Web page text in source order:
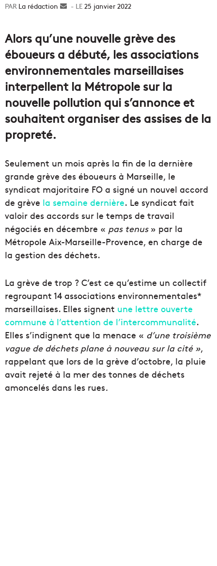
La rédaction
Envoyer25 janvier 2022
Alors qu’une nouvelle grève des
éboueurs a débuté, les associations
environnementales marseillaises
interpellent la Métropole sur la
nouvelle pollution qui s’annonce et
souhaitent organiser des assises de la
propreté.
Seulement un mois après la fin de la dernière
grande grève des éboueurs à Marseille, le
syndicat majoritaire FO a signé un nouvel accord
de grève la semaine dernière. Le syndicat fait
valoir des accords sur le temps de travail
négociés en décembre « pas tenus» par la
Métropole Aix-Marseille-Provence, en charge de
la gestion des déchets.
La grève de trop ? C’est ce qu’estime un collectif
regroupant 14 associations environnementales*
marseillaises. Elles signent une lettre ouverte
commune à l’attention de l’intercommunalité.
Elles s’indignent que la menace « d’une troisième
vague de déchets plane à nouveau sur la cité »,
rappelant que lors de la grève d’octobre, la pluie
avait rejeté à la mer des tonnes de déchets
amoncelés dans les rues.